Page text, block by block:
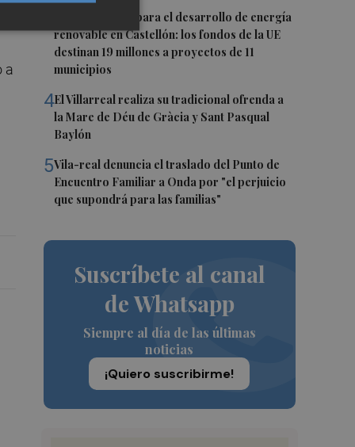
Otra inyección para el desarrollo de energía
renovable en Castellón: los fondos de la UE
destinan 19 millones a proyectos de 11
municipios
4El Villarreal realiza su tradicional ofrenda a
la Mare de Déu de Gràcia y Sant Pasqual
Baylón
5Vila-real denuncia el traslado del Punto de
Encuentro Familiar a Onda por "el perjuicio
que supondrá para las familias"
Suscríbete al canal
de Whatsapp
Siempre al día de las últimas
noticias
¡Quiero suscribirme!
a